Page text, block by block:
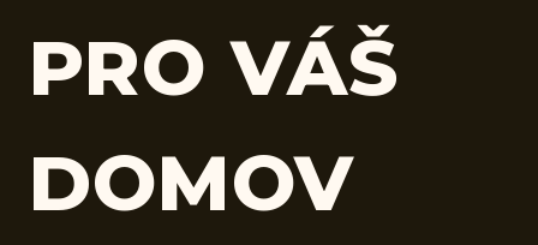
PRO VÁŠ
DOMOV